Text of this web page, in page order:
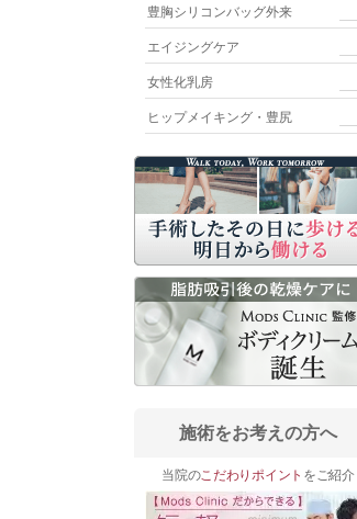
豊胸シリコンバッグ外来
エイジングケア
女性化乳房
ヒップメイキング・豊尻
施術をお考えの方へ
当院のこだわりポイント をご紹介